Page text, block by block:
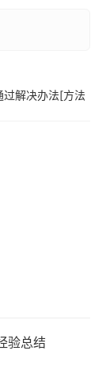
过解决办法[方法
验总结